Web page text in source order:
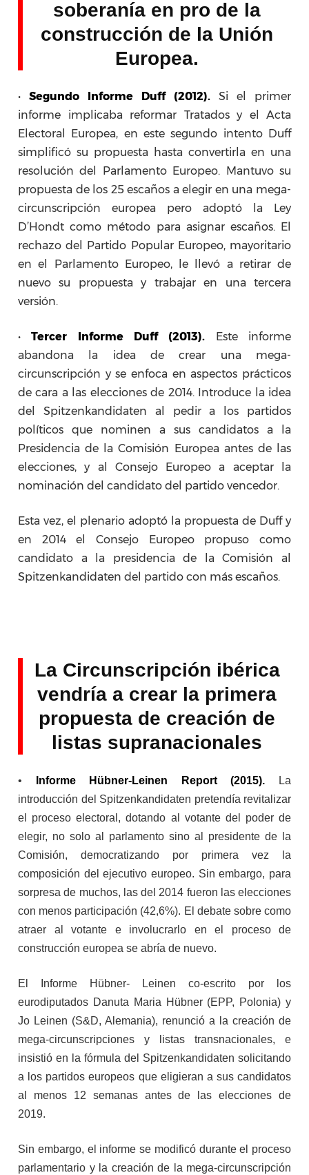
soberanía en pro de la
construcción de la Unión
Europea.
• Segundo Informe Duff (2012). Si el primer
informe implicaba reformar Tratados y el Acta
Electoral Europea, en este segundo intento Duff
simplificó su propuesta hasta convertirla en una
resolución del Parlamento Europeo. Mantuvo su
propuesta de los 25 escaños a elegir en una mega-
circunscripción europea pero adoptó la Ley
D’Hondt como método para asignar escaños. El
rechazo del Partido Popular Europeo, mayoritario
en el Parlamento Europeo, le llevó a retirar de
nuevo su propuesta y trabajar en una tercera
versión.
•Tercer Informe Duff (2013). Este informe
abandona la idea de crear una mega-
circunscripción y se enfoca en aspectos prácticos
de cara a las elecciones de 2014. Introduce la idea
del Spitzenkandidaten al pedir a los partidos
políticos que nominen a sus candidatos a la
Presidencia de la Comisión Europea antes de las
elecciones, y al Consejo Europeo a aceptar la
nominación del candidato del partido vencedor.
Esta vez, el plenario adoptó la propuesta de Duff y
en 2014 el Consejo Europeo propuso como
candidato a la presidencia de la Comisión al
Spitzenkandidaten del partido con más escaños.
La Circunscripción ibérica
vendría a crear la primera
propuesta de creación de
listas supranacionales
• Informe Hübner-Leinen Report (2015). La
introducción del Spitzenkandidaten pretendía revitalizar
el proceso electoral, dotando al votante del poder de
elegir, no solo al parlamento sino al presidente de la
Comisión, democratizando por primera vez la
composición del ejecutivo europeo. Sin embargo, para
sorpresa de muchos, las del 2014 fueron las elecciones
con menos participación (42,6%). El debate sobre como
atraer al votante e involucrarlo en el proceso de
construcción europea se abría de nuevo.
El Informe Hübner- Leinen co-escrito por los
eurodiputados Danuta Maria Hübner (EPP, Polonia) y
Jo Leinen (S&D, Alemania), renunció a la creación de
mega-circunscripciones y listas transnacionales, e
insistió en la fórmula del Spitzenkandidaten solicitando
a los partidos europeos que eligieran a sus candidatos
al menos 12 semanas antes de las elecciones de
2019.
Sin embargo, el informe se modificó durante el proceso
parlamentario y la creación de la mega-circunscripción